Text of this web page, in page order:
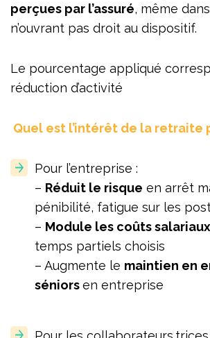
perçues par l’assuré, même
n’ouvrant pas droit au dispositif.
Le pourcentage appliqué
réduction d’activité
Quel est l’intérêt de la retraite
Pour l’entreprise :
– Réduit le risque en arrêt
pénibilité, fatigue sur les
– Module les coûts salariaux
temps partiels choisis
– Augmente le maintien en
séniorsen entreprise